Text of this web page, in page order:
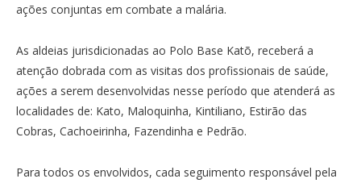
ações conjuntas em combate a malária.
As aldeias jurisdicionadas ao Polo Base Katõ, receberá a
atenção dobrada com as visitas dos profissionais de saúde,
ações a serem desenvolvidas nesse período que atenderá as
localidades de: Kato, Maloquinha, Kintiliano, Estirão das
Cobras, Cachoeirinha, Fazendinha e Pedrão.
Para todos os envolvidos, cada seguimento responsável pela